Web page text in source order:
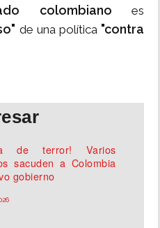
colombiano es
de una política"contra
de terror! Varios
sacuden a Colombia
gobierno